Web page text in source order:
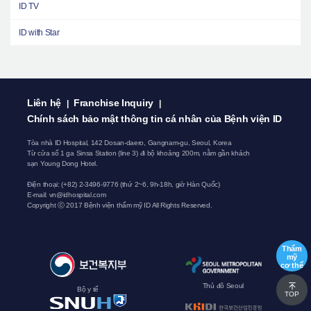
ID TV
ID with Star
Liên hệ Franchise Inquiry
Chính sách bảo mật thông tin cá nhân của Bệnh viện ID
Tòa nhà ID Hospital, 142 Dosan-daero, Gangnam-gu, Seoul, Korea
Từ cửa số 1 ga Sinsa Station (line 3) đi bộ khoảng 200m, nằm gần khách
sạn Young Dong Hotel.
Điện thoại:(+82) 2-3496-9776 (thứ 2~6, 9h-18h, giờ Hàn Quốc)
E-mail: vn@idhospital.com
Copyright ⓒ 2017 Bệnh viện thẩm mỹ ID All Rights Reserved.
Bộ y tế Thủ đô Seoul
Thẩm
mỹ
cơ thể
TOP